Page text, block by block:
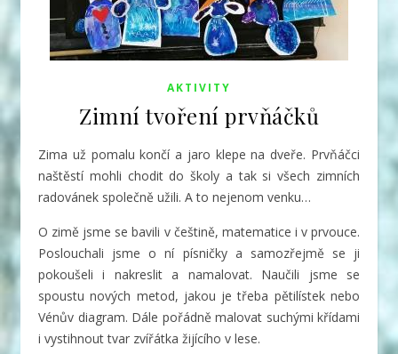
AKTIVITY
Zimní tvoření prvňáčků
Zima už pomalu končí a jaro klepe na dveře. Prvňáčci
naštěstí mohli chodit do školy a tak si všech zimních
radovánek společně užili. A to nejenom venku…
O zimě jsme se bavili v češtině, matematice i v prvouce.
Poslouchali jsme o ní písničky a samozřejmě se ji
pokoušeli i nakreslit a namalovat. Naučili jsme se
spoustu nových metod, jakou je třeba pětilístek nebo
Vénův diagram. Dále pořádně malovat suchými křídami
i vystihnout tvar zvířátka žijícího v lese.